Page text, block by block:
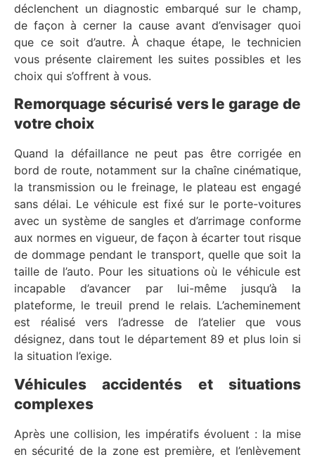
déclenchent un diagnostic embarqué sur le champ,
de façon à cerner la cause avant d’envisager quoi
que ce soit d’autre. À chaque étape, le technicien
vous présente clairement les suites possibles et les
choix qui s’offrent à vous.
Remorquage sécurisé vers le garage de
votre choix
Quand la défaillance ne peut pas être corrigée en
bord de route, notamment sur la chaîne cinématique,
la transmission ou le freinage, le plateau est engagé
sans délai. Le véhicule est fixé sur le porte-voitures
avec un système de sangles et d’arrimage conforme
aux normes en vigueur, de façon à écarter tout risque
de dommage pendant le transport, quelle que soit la
taille de l’auto. Pour les situations où le véhicule est
incapable d’avancer par lui-même jusqu’à la
plateforme, le treuil prend le relais. L’acheminement
est réalisé vers l’adresse de l’atelier que vous
désignez, dans tout le département 89 et plus loin si
la situation l’exige.
Véhicules accidentés et situations
complexes
Après une collision, les impératifs évoluent : la mise
en sécurité de la zone est première, et l’enlèvement